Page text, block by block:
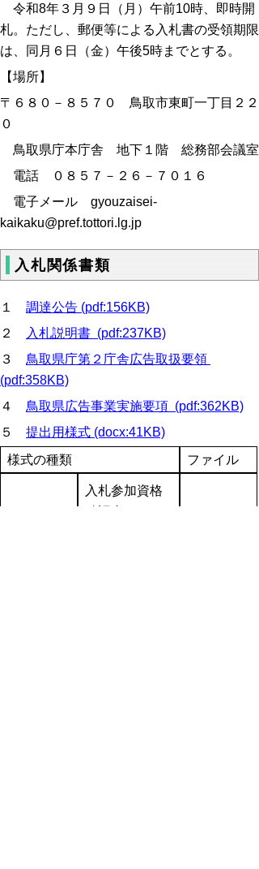
令和8年３月９日（月）午前10時、即時開
札。ただし、郵便等による入札書の受領期限
は、同月６日（金）午後5時までとする。
【場所】
〒６８０－８５７０ 鳥取市東町一丁目２２
０
鳥取県庁本庁舎 地下１階 総務部会議室
電話 ０８５７－２６－７０１６
電子メール gyouzaisei-
kaikaku@pref.tottori.lg.jp
入札関係書類
１ 調達公告 (pdf:156KB)
２
入札説明書 (pdf:237KB)
３ 鳥取県庁第２庁舎広告取扱要領
(pdf:358KB)
４ 鳥取県広告事業実施要項 (pdf:362KB)
５ 提出用様式 (docx:41KB)
様式の種類
ファイル
入札参加資格